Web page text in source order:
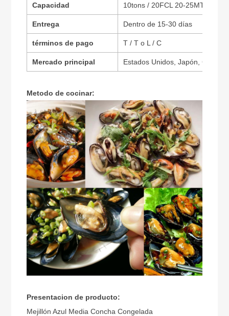
Capacidad 10tons / 20FCL 20-25MT /
Entrega Dentro de 15-30 días
términos de pago T / T o L / C
Mercado principal Estados Unidos, Japón, Corea
Metodo de cocinar:
Presentacion de producto:
Mejillón Azul Media Concha Congelada